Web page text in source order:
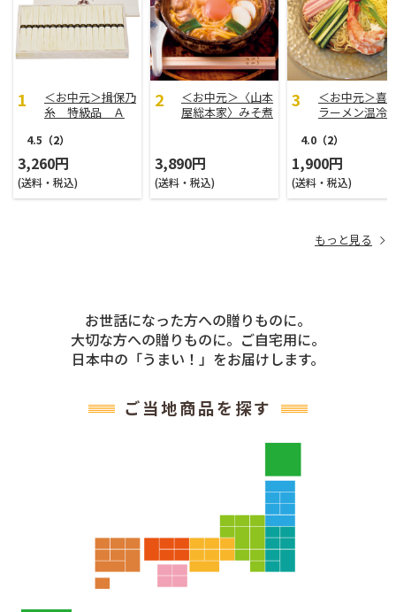
＜お中元＞揖保乃
糸 特級品 Ａ
4.5 （2）
3,260円
(送料・税込)
＜お中元＞〈山本
屋総本家〉みそ煮
3,890円
(送料・税込)
＜お中元＞喜
ラーメン温冷
4.0 （2）
1,900円
(送料・税込)
もっと見る
お世話になった方への贈りものに。
大切な方への贈りものに。ご自宅用に。
日本中の 「うまい！」 をお届けします。
ご当地商品を探す